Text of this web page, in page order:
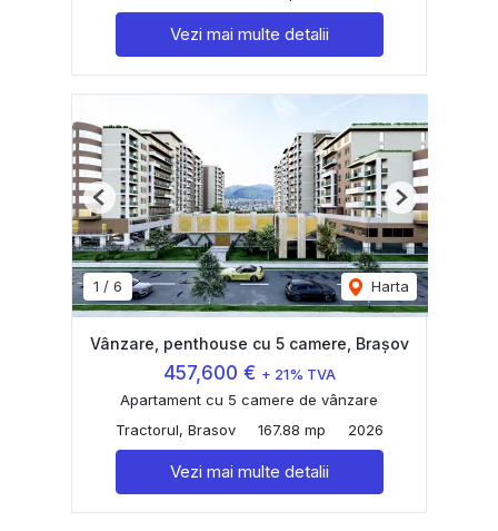
Vezi mai multe detalii
1 / 6 Harta
Previous Next
Vânzare, penthouse cu 5 camere, Brașov
457,600 € + 21% TVA
Apartament cu 5 camere de vânzare
Tractorul, Brasov
167.88 mp 2026
Vezi mai multe detalii